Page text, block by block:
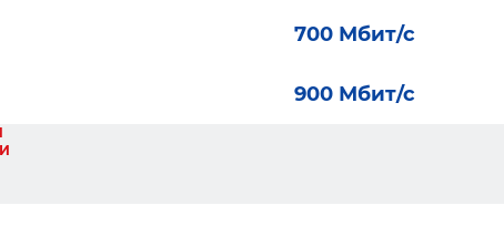
700 Мбит/с
900 Мбит/с